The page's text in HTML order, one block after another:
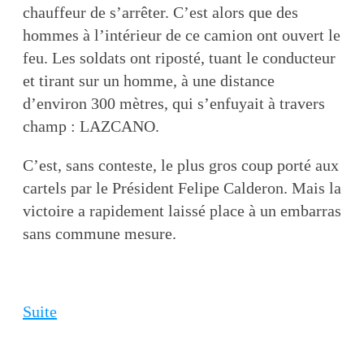
chauffeur de s’arrêter. C’est alors que des
hommes à l’intérieur de ce camion ont ouvert le
feu. Les soldats ont riposté, tuant le conducteur
et tirant sur un homme, à une distance
d’environ 300 mètres, qui s’enfuyait à travers
champ : LAZCANO.
C’est, sans conteste, le plus gros coup porté aux
cartels par le Président Felipe Calderon. Mais la
victoire a rapidement laissé place à un embarras
sans commune mesure.
Suite